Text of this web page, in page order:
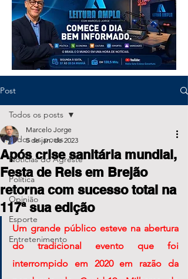
Post
Todos os posts
Notícias do Agreste
Política
Opinião
Esporte
Entretenimento
Todos os posts
Após crise sanitária mundial,
Festa de Reis em Brejão
retorna com sucesso total na
117ª sua edição
Marcelo Jorge
5 de jan. de 2023
Um grande público esteve na abertura
do tradicional evento que foi
interrompido em 2020 em razão da